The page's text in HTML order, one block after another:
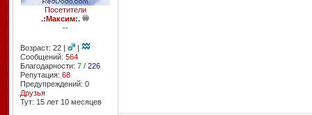
Посетители
.:Максим:.
--
Возраст: 22 |
|
Сообщений: 564
Благодарности: 7/ 226
Репутация: 68
Предупреждений: 0
Друзья
Тут: 15 лет 10 месяцев